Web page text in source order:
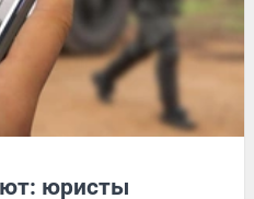
юристы